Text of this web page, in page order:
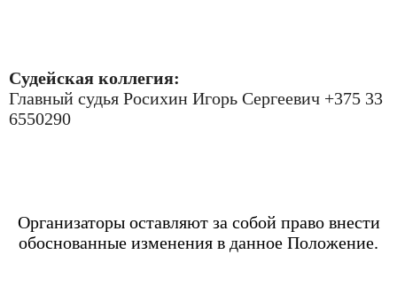
Судейская коллегия:
Главный судья Росихин Игорь Сергеевич +375 33
6550290
Организаторы оставляют за собой право внести
обоснованные изменения в данное Положение.